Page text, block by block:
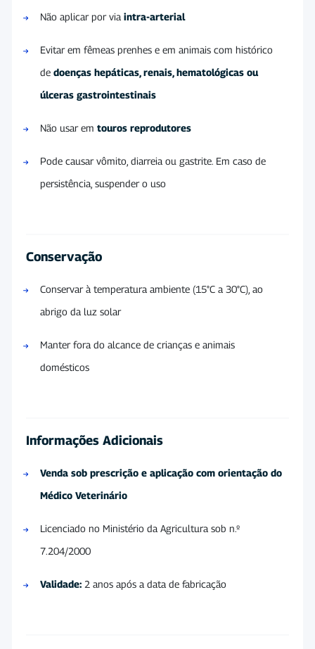
Não aplicar por via intra-arterial
Evitar em fêmeas prenhes e em animais com histórico
de doenças hepáticas, renais, hematológicas ou
úlceras gastrointestinais
Não usar em touros reprodutores
Pode causar vômito, diarreia ou gastrite. Em caso de
persistência, suspender o uso
Conservação
Conservar à temperatura ambiente (15°C a 30°C), ao
abrigo da luz solar
Manter fora do alcance de crianças e animais
domésticos
Informações Adicionais
Venda sob prescrição e aplicação com orientação do
Médico Veterinário
Licenciado no Ministério da Agricultura sob n.º
7.204/2000
Validade: 2 anos após a data de fabricação